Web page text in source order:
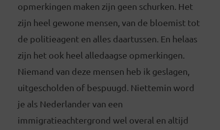
opmerkingen maken zijn geen schurken. Het
zijn heel gewone mensen, van de bloemist tot
de politieagent en alles daartussen. En helaas
zijn het ook heel alledaagse opmerkingen.
Niemand van deze mensen heb ik geslagen,
uitgescholden of bespuugd. Niettemin word
je als Nederlander van een
immigratieachtergrond wel overal en altijd